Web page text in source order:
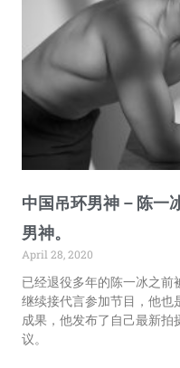
中国吊环男神 – 陈一
男神。
April 28, 2020
已经退役多年的陈一冰之前
继续接代言参加节目，他也
成果，他发布了自己最新拍
议。